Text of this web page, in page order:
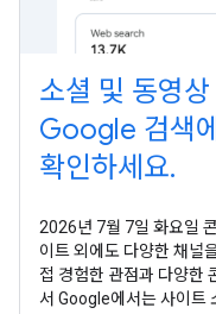
소셜 및 동영
Google 검색
확인하세요.
2026년 7월 7일 화요일
이트 외에도 다양한 채널
접 경험한 관점과 다양한
서 Google에서는 사이트